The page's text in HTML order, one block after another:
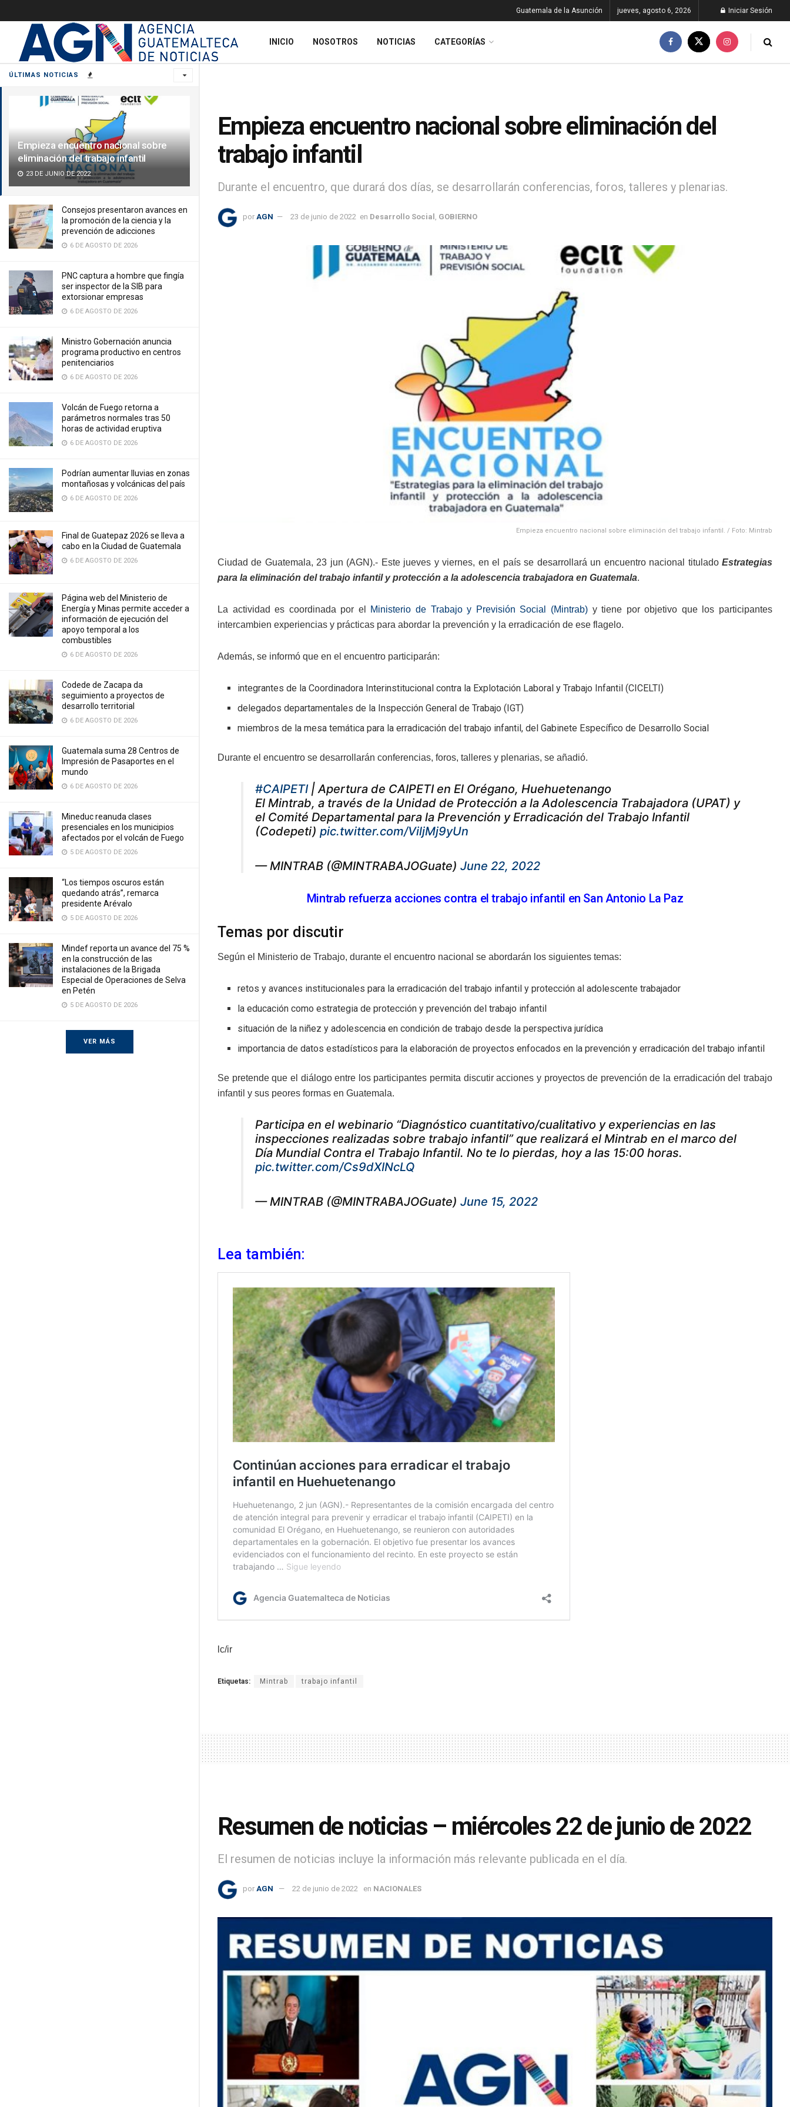
ÚLTIMAS NOTICIAS
Empieza encuentro nacional sobre
eliminación del trabajo infantil
23 DE JUNIO DE 2022
Consejos presentaron avances en
la promoción de la ciencia y la
prevención de adicciones
6 DE AGOSTO DE 2026
PNC captura a hombre que fingía
ser inspector de la SIB para
extorsionar empresas
6 DE AGOSTO DE 2026
Ministro Gobernación anuncia
programa productivo en centros
penitenciarios
6 DE AGOSTO DE 2026
Volcán de Fuego retorna a
parámetros normales tras 50
horas de actividad eruptiva
6 DE AGOSTO DE 2026
Podrían aumentar lluvias en zonas
montañosas y volcánicas del país
6 DE AGOSTO DE 2026
Final de Guatepaz 2026 se lleva a
cabo en la Ciudad de Guatemala
6 DE AGOSTO DE 2026
Página web del Ministerio de
Energía y Minas permite acceder a
información de ejecución del
apoyo temporal a los
combustibles
6 DE AGOSTO DE 2026
Codede de Zacapa da
seguimiento a proyectos de
desarrollo territorial
6 DE AGOSTO DE 2026
Guatemala suma 28 Centros de
Impresión de Pasaportes en el
mundo
6 DE AGOSTO DE 2026
Mineduc reanuda clases
presenciales en los municipios
afectados por el volcán de Fuego
5 DE AGOSTO DE 2026
“Los tiempos oscuros están
quedando atrás”, remarca
presidente Arévalo
5 DE AGOSTO DE 2026
Mindef reporta un avance del 75 %
en la construcción de las
instalaciones de la Brigada
Especial de Operaciones de Selva
en Petén
5 DE AGOSTO DE 2026
VER MÁS
Guatemala de la Asunción jueves, agosto 6, 2026 Iniciar Sesión
INICIO NOSOTROS NOTICIAS CATEGORÍAS
Empieza encuentro nacional sobre eliminación del
trabajo infantil
Durante el encuentro, que durará dos días, se desarrollarán conferencias, foros, talleres y plenarias.
por AGN 23 de junio de 2022 en Desarrollo Social GOBIERNO
Empieza encuentro nacional sobre eliminación del trabajo infantil. / Foto: Mintrab
Ciudad de Guatemala, 23 jun (AGN).- Este jueves y viernes, en el país se desarrollará un encuentro nacional tituladoEstrategias
para la eliminación del trabajo infantil y protección a la adolescencia trabajadora en Guatemala.
La actividad es coordinada por el Ministerio de Trabajo y Previsión Social (Mintrab)y tiene por objetivo que los participantes
intercambien experiencias y prácticas para abordar la prevención y la erradicación de ese flagelo.
Además, se informó que en el encuentro participarán:
integrantes de la Coordinadora Interinstitucional contra la Explotación Laboral y Trabajo Infantil (CICELTI)
delegados departamentales de la Inspección General de Trabajo (IGT)
miembros de la mesa temática para la erradicación del trabajo infantil, del Gabinete Específico de Desarrollo Social
Durante el encuentro se desarrollarán conferencias, foros, talleres y plenarias, se añadió.
#CAIPETI| Apertura de CAIPETI en El Orégano, Huehuetenango
El Mintrab, a través de la Unidad de Protección a la Adolescencia Trabajadora (UPAT) y
el Comité Departamental para la Prevención y Erradicación del Trabajo Infantil
(Codepeti) pic.twitter.com/ViljMj9yUn
— MINTRAB (@MINTRABAJOGuate) June 22, 2022
Mintrab refuerza acciones contra el trabajo infantil en San Antonio La Paz
Temas por discutir
Según el Ministerio de Trabajo, durante el encuentro nacional se abordarán los siguientes temas:
retos y avances institucionales para la erradicación del trabajo infantil y protección al adolescente trabajador
la educación como estrategia de protección y prevención del trabajo infantil
situación de la niñez y adolescencia en condición de trabajo desde la perspectiva jurídica
importancia de datos estadísticos para la elaboración de proyectos enfocados en la prevención y erradicación del trabajo infantil
Se pretende que el diálogo entre los participantes permita discutir acciones y proyectos de prevención de la erradicación del trabajo
infantil y sus peores formas en Guatemala.
Participa en el webinario “Diagnóstico cuantitativo/cualitativo y experiencias en las
inspecciones realizadas sobre trabajo infantil” que realizará el Mintrab en el marco del
Día Mundial Contra el Trabajo Infantil. No te lo pierdas, hoy a las 15:00 horas.
pic.twitter.com/Cs9dXINcLQ
— MINTRAB (@MINTRABAJOGuate) June 15, 2022
Lea también:
lc/ir
Etiquetas: Mintrab trabajo infantil
Resumen de noticias – miércoles 22 de junio de 2022
El resumen de noticias incluye la información más relevante publicada en el día.
por AGN 22 de junio de 2022 en NACIONALES